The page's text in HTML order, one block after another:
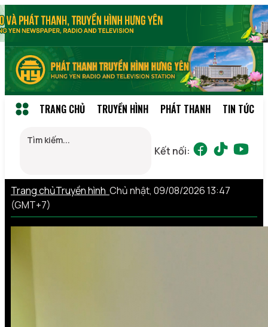
TRANG CHỦ TRUYỀN HÌNH PHÁT THANH TIN TỨC
Kết nối:
Trang chủTruyền hình Chủ nhật, 09/08/2026 13:47
(GMT+7)